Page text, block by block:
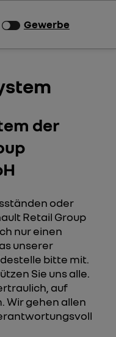
Gewerbe
der
oder
Retail Group
nur einen
unserer
bitte mit.
Sie uns alle.
auf
Wir gehen allen